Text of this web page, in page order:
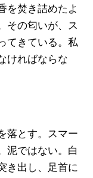
を焚き詰めたよ
その匂いが、ス
てきている。私
ければならな
落とす。スマー
泥ではない。白
き出し、足首に